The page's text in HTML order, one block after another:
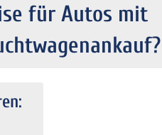
für Autos mit